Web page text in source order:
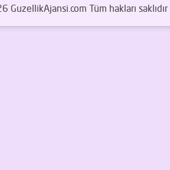
Tüm hakları saklıdır